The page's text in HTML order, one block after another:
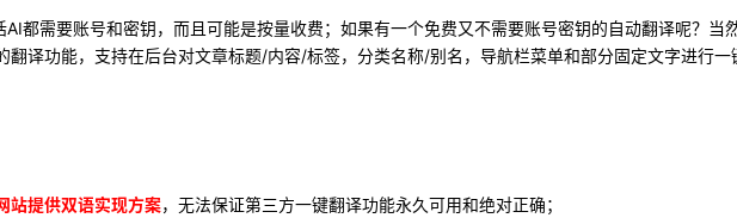
AI都需要账号和密钥，而且可能是按量收费；如果有一个免费又不需要账号密钥的自动翻译呢？当
翻译功能，支持在后台对文章标题/内容/标签，分类名称/别名，导航栏菜单和部分固定文字进行
站提供双语实现方案，无法保证第三方一键翻译功能永久可用和绝对正确；